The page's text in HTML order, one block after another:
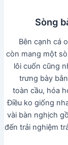
Sòng
Bên cạnh cá
còn mang một
lôi cuốn cũng
trưng bày
toàn cầu, hóa
Điều ko giống
vài bàn nghịch
đến trải nghiệm